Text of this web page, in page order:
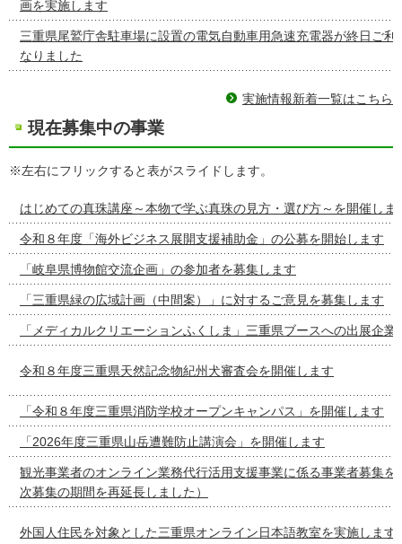
画を実施します
三重県尾鷲庁舎駐車場に設置の電気自動車用急速充電器が終日ご利
なりました
実施情報新着一覧はこちら
現在募集中の事業
※左右にフリックすると表がスライドします。
はじめての真珠講座～本物で学ぶ真珠の見方・選び方～を開催しま
令和８年度「海外ビジネス展開支援補助金」の公募を開始します
「岐阜県博物館交流企画」の参加者を募集します
「三重県緑の広域計画（中間案）」に対するご意見を募集します
「メディカルクリエーションふくしま」三重県ブースへの出展企業
令和８年度三重県天然記念物紀州犬審査会を開催します
「令和８年度三重県消防学校オープンキャンパス」を開催します
「2026年度三重県山岳遭難防止講演会」を開催します
観光事業者のオンライン業務代行活用支援事業に係る事業者募集を
次募集の期間を再延長しました）
外国人住民を対象とした三重県オンライン日本語教室を実施します